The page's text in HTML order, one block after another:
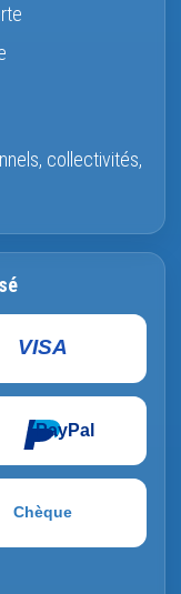
collectivités,
VISA
PayPal
Chèque